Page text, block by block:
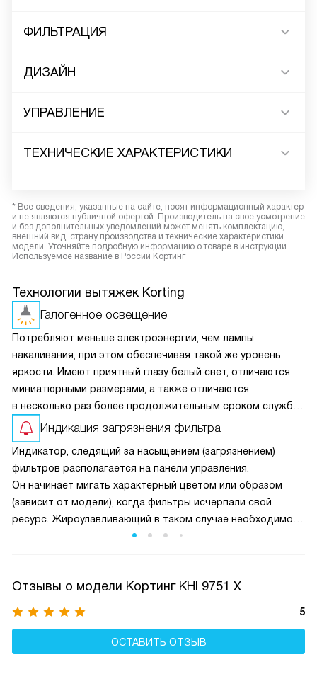
ФИЛЬТРАЦИЯ
ДИЗАЙН
УПРАВЛЕНИЕ
ТЕХНИЧЕСКИЕ ХАРАКТЕРИСТИКИ
* Все сведения, указанные на сайте, носят информационный характер
и не являются публичной офертой. Производитель на свое усмотрение
и без дополнительных уведомлений может менять комплектацию,
внешний вид, страну производства и технические характеристики
модели. Уточняйте подробную информацию о товаре в инструкции.
Используемое название в России Кортинг
Технологии вытяжек Korting
Галогенное освещение
Потребляют меньше электроэнергии, чем лампы
накаливания, при этом обеспечивая такой же уровень
яркости. Имеют приятный глазу белый свет, отличаются
миниатюрными размерами, а также отличаются
в несколько раз более продолжительным сроком службы
по сравнению с обычными.
Индикация загрязнения фильтра
Индикатор, следящий за насыщением (загрязнением)
фильтров располагается на панели управления.
Он начинает мигать характерный цветом или образом
(зависит от модели), когда фильтры исчерпали свой
ресурс. Жироулавливающий в таком случае необходимо
помыть и почистить, а угольный — только заменить. Умная
Отзывы о модели Кортинг KHI 9751 X
5
ОСТАВИТЬ ОТЗЫВ